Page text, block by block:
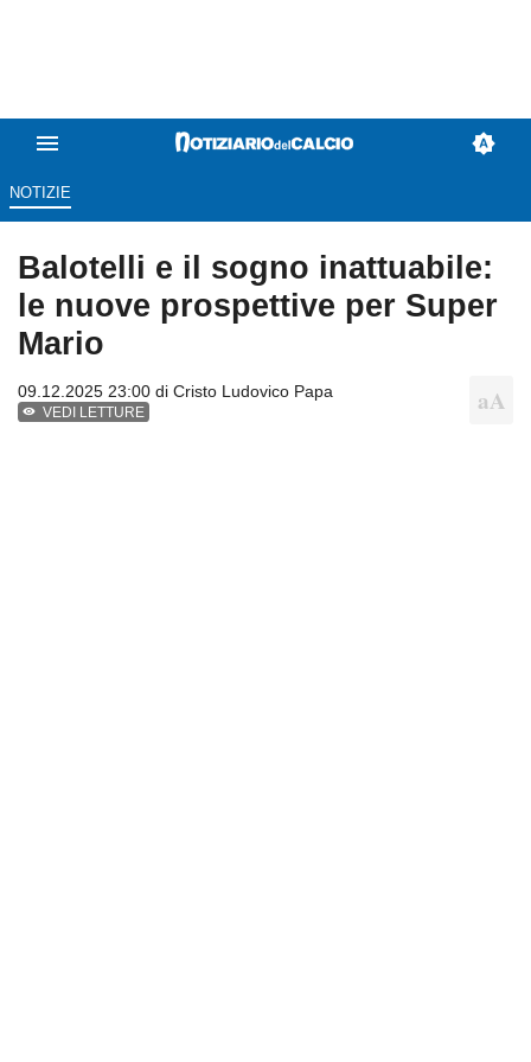
NOTIZIE
Balotelli e il sogno inattuabile:
le nuove prospettive per Super
Mario
09.12.2025 23:00 di Cristo Ludovico Papa
VEDI LETTURE